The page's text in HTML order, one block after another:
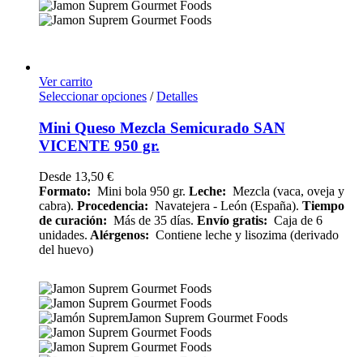
Ver carrito
Seleccionar opciones / Detalles
Mini Queso Mezcla Semicurado SAN
VICENTE 950 gr.
Desde 13,50 €
Formato: Mini bola 950 gr. Leche: Mezcla (vaca, oveja y
cabra). Procedencia: Navatejera - León (España). Tiempo
de curación: Más de 35 días. Envío gratis: Caja de 6
unidades. Alérgenos: Contiene leche y lisozima (derivado
del huevo)